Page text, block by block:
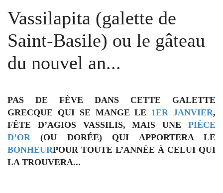
Vassilapita (galette de
Saint-Basile) ou le gâteau
du nouvel an...
PAS DE FÈVE DANS CETTE GALETTE
GRECQUE QUI SE MANGE LE 1ER JANVIER,
FÊTE D’AGIOS VASSILIS, MAIS UNE PIÈCE
D’OR (OU DORÉE) QUI APPORTERA LE
BONHEURPOUR TOUTE L’ANNÉE À CELUI QUI
LA TROUVERA...